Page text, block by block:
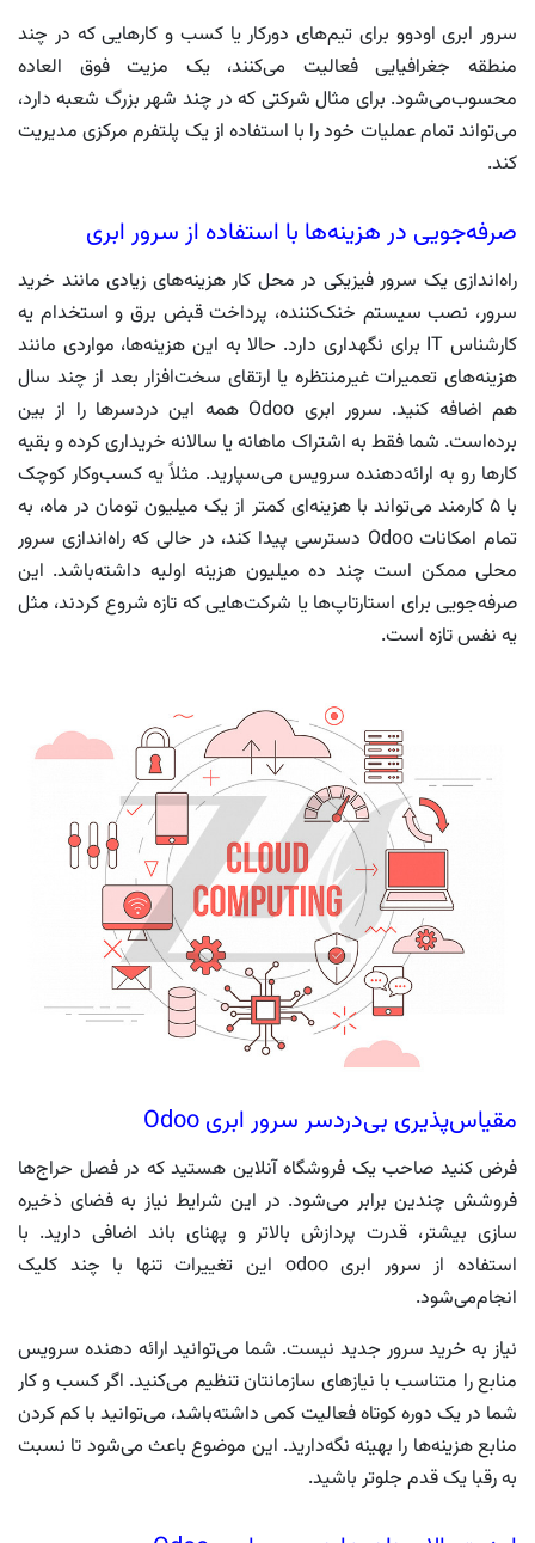
سرور ابری اودوو برای تیم‌های دورکار یا کسب و کارهایی که در چند
منطقه جغرافیایی فعالیت می‌کنند، یک مزیت فوق العاده
محسوب‌می‌شود. برای مثال شرکتی که در چند شهر بزرگ شعبه دارد،
می‌تواند تمام عملیات خود را با استفاده از یک پلتفرم مرکزی مدیریت
کند.
صرفه‌جویی درهزینه‌ها با استفاده از سرور ابری
راه‌اندازی یک سرور فیزیکی در محل کار هزینه‌های زیادی مانند خرید
سرور، نصب سیستم خنک‌کننده، پرداخت قبض برق و استخدام یه
کارشناس IT برای نگهداری دارد. حالا به این هزینه‌ها، مواردی مانند
هزینه‌های تعمیرات غیرمنتظره یا ارتقای سخت‌افزار بعد از چند سال
هم اضافه کنید. سرور ابری Odoo همه این دردسرها را از بین
برده‌است. شما فقط به اشتراک ماهانه یا سالانه خریداری کرده و بقیه
کارها رو به ارائه‌دهنده سرویس می‌سپارید. مثلاً یه کسب‌وکار کوچک
با 5 کارمند می‌تواند با هزینه‌ای کمتر از یک میلیون تومان در ماه، به
تمام امکانات Odoo دسترسی پیدا کند، در حالی که راه‌اندازی سرور
محلی ممکن است چند ده میلیون هزینه اولیه داشته‌باشد. این
صرفه‌جویی برای استارتاپ‌ها یا شرکت‌هایی که تازه شروع کردند، مثل
یه نفس تازه است.
مقیاس‌پذیری بی‌دردسر سرور ابری Odoo
فرض کنید صاحب یک فروشگاه آنلاین هستید که در فصل حراج‌ها
فروشش چندین برابر می‌شود. در این شرایط نیاز به فضای ذخیره
سازی بیشتر، قدرت پردازش بالاتر و پهنای باند اضافی دارید. با
استفاده از سرور ابری odoo این تغییرات تنها با چند کلیک
انجام‌می‌شود.
نیاز به خرید سرور جدید نیست. شما می‌توانید ارائه دهنده سرویس
منابع را متناسب با نیازهای سازمانتان تنظیم می‌کنید. اگر کسب و کار
شما در یک دوره کوتاه فعالیت کمی داشته‌باشد، می‌توانید با کم کردن
منابع هزینه‌ها را بهینه نگه‌دارید. این موضوع باعث می‌شود تا نسبت
به رقبا یک قدم جلوتر باشید.